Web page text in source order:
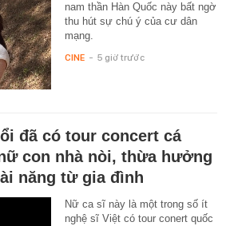
nam thần Hàn Quốc này bất ngờ
thu hút sự chú ý của cư dân
mạng.
CINE - 5 giờ trước
đã có tour concert cá
con nhà nòi, thừa hưởng
năng từ gia đình
Nữ ca sĩ này là một trong số ít
nghệ sĩ Việt có tour conert quốc